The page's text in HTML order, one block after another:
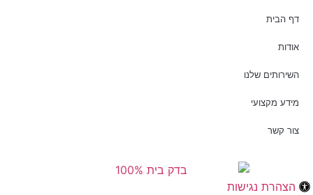
דף הבית
אודות
השירותים שלנו
מידע מקצועי
צור קשר
הצהרת נגישות